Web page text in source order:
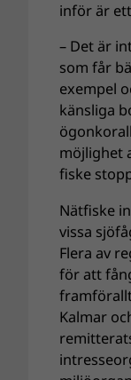
inför är
– Det är
som får
exempel
känsliga
möjlighet
fiske
Nätfiske
vissa
Flera av
för att
Kalmar